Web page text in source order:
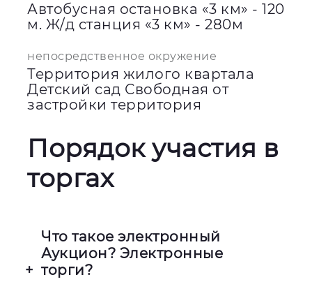
Автобусная остановка «3 км» - 120
м. Ж/д станция «3 км» - 280м
непосредственное окружение
Территория жилого квартала
Детский сад Свободная от
застройки территория
Порядок участия в
торгах
Что такое электронный
Аукцион? Электронные
торги?